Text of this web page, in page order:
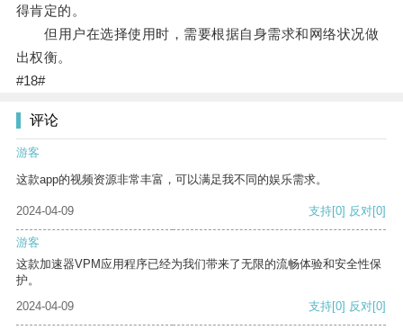
得肯定的。
但用户在选择使用时，需要根据自身需求和网络状况做
出权衡。
#18#
评论
游客
这款app的视频资源非常丰富，可以满足我不同的娱乐需求。
2024-04-09 支持[0] 反对[0]
游客
这款加速器VPM应用程序已经为我们带来了无限的流畅体验和安全性保
护。
2024-04-09
支持[0] 反对[0]